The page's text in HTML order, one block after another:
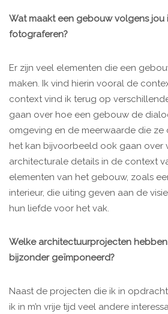
Wat maakt een gebouw volgens jou
fotograferen?
Er zijn veel elementen die een
maken. Ik vind hierin vooral de
context vind ik terug op
gaan over hoe een gebouw de
omgeving en de meerwaarde die ze
het kan bijvoorbeeld ook gaan over
architecturale details in de context
elementen van het gebouw, zoals
interieur, die uiting geven aan de
hun liefde voor het vak.
Welke architectuurprojecten
bijzonder geïmponeerd?
Naast de projecten die ik in
ik in m’n vrije tijd veel andere